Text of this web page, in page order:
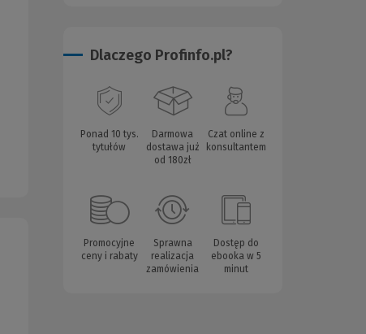
Dlaczego Profinfo.pl?
Ponad 10 tys.
tytułów
Darmowa
dostawa już
od 180zł
Czat online z
konsultantem
Promocyjne
ceny i rabaty
Sprawna
realizacja
zamówienia
Dostęp do
ebooka w 5
minut